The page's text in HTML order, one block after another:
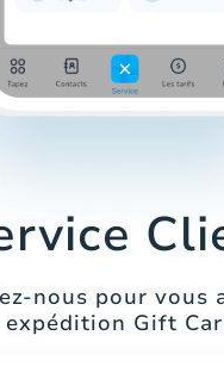
nous pour vous
expédition Gift